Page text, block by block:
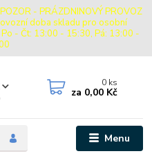
POZOR - PRÁZDNINOVÝ PROVOZ
doba skladu pro osobní
- Čt: 13:00 - 15:30, Pá: 13:00 -
Menu
0 ks
za 0,00 Kč